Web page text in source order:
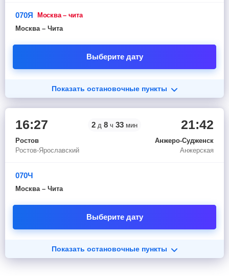
070Я
москва – чита
Москва – Чита
Выберите дату
Показать остановочные пункты
16:27
Ростов
Ростов-Ярославский
2 д 8 ч 33 мин 21:42
Анжеро-Судженск
Анжерская
070Ч
Москва – Чита
Выберите дату
Показать остановочные пункты